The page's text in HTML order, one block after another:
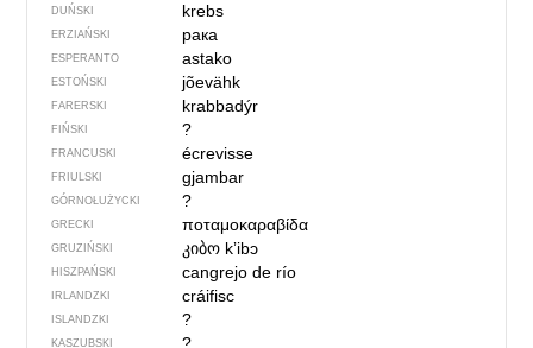
DUŃSKI krebs
ERZIAŃSKI рака
ESPERANTO astako
ESTOŃSKI jõevähk
FARERSKI krabbadýr
FIŃSKI ?
FRANCUSKI écrevisse
FRIULSKI gjambar
GÓRNOŁUŻYCKI ?
GRECKI ποταμοκαραβίδα
GRUZIŃSKI კიბო kʼibɔ
HISZPAŃSKI cangrejo de río
IRLANDZKI cráifisc
ISLANDZKI ?
KASZUBSKI ?